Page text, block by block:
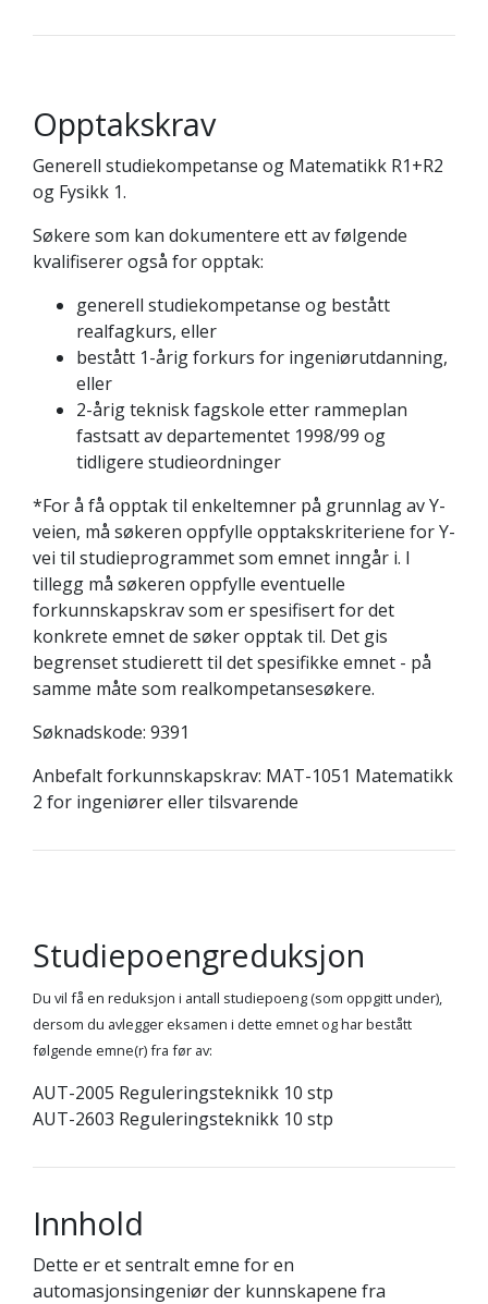
Opptakskrav
Generell studiekompetanse og Matematikk R1+R2
og Fysikk 1.
Søkere som kan dokumentere ett av følgende
kvalifiserer også for opptak:
generell studiekompetanse og bestått
realfagkurs, eller
bestått 1-årig forkurs for ingeniørutdanning,
eller
2-årig teknisk fagskole etter rammeplan
fastsatt av departementet 1998/99 og
tidligere studieordninger
*For å få opptak til enkeltemner på grunnlag av Y-
veien, må søkeren oppfylle opptakskriteriene for Y-
vei til studieprogrammet som emnet inngår i. I
tillegg må søkeren oppfylle eventuelle
forkunnskapskrav som er spesifisert for det
konkrete emnet de søker opptak til. Det gis
begrenset studierett til det spesifikke emnet - på
samme måte som realkompetansesøkere.
Søknadskode: 9391
Anbefalt forkunnskapskrav: MAT-1051 Matematikk
2 for ingeniører eller tilsvarende
Studiepoengreduksjon
Du vil få en reduksjon i antall studiepoeng (som oppgitt under),
dersom du avlegger eksamen i dette emnet og har bestått
følgende emne(r) fra før av:
AUT-2005 Reguleringsteknikk 10 stp
AUT-2603 Reguleringsteknikk 10 stp
Innhold
Dette er et sentralt emne for en
automasjonsingeniør der kunnskapene fra